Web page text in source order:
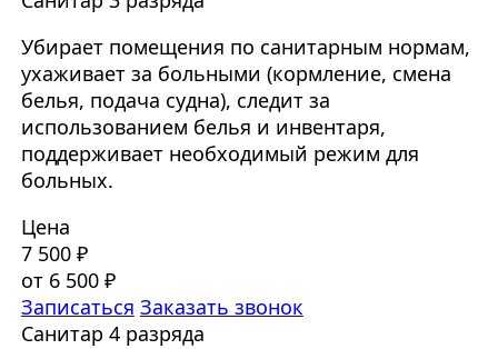
Убирает помещения по санитарным нормам,
ухаживает за больными (кормление, смена
белья, подача судна), следит за
использованием белья и инвентаря,
поддерживает необходимый режим для
больных.
Цена
7 500 ₽
от 6 500 ₽
Записаться Заказать звонок
Санитар 4 разряда